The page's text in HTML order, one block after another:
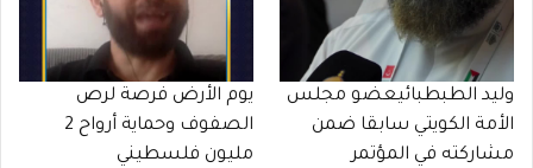
وليد الطبطبائيعضو مجلس
الأمة الكويتي سابقا ضمن
مشاركته في المؤتمر
يوم الأرض فرصة لرص
الصفوف وحماية أرواح 2
مليون فلسطيني